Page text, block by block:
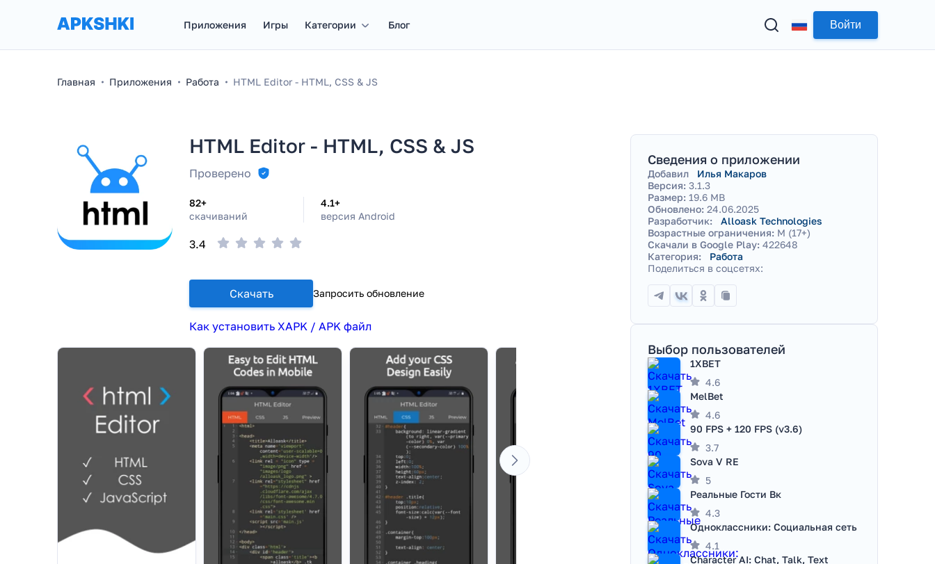
Приложения Игры Категории Блог Войти
Главная Приложения Работа HTML Editor - HTML, CSS & JS
HTML Editor - HTML, CSS & JS
Проверено
82+
скачиваний
4.1+
версия Android
3.4
Скачать Запросить обновление
Как установить XAPK / APK файл
Сведения о приложении
Добавил
Илья Макаров
Версия: 3.1.3
Размер: 19.6 MB
Обновлено: 24.06.2025
Разработчик:
Alloask Technologies
Возрастные ограничения: M (17+)
Скачали в Google Play: 422648
Категория:
Работа
Поделиться в соцсетях:
Выбор пользователей
1XBET
4.6
MelBet
4.6
90 FPS + 120 FPS (v3.6)
3.7
Sova V RE
5
Реальные Гости Вк
4.3
Одноклассники: Социальная сеть
4.1
Character AI: Chat, Talk, Text